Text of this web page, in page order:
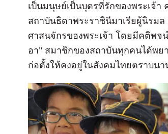
เป็นมนุษย์เป็นบุตรที่รักของพระเจ้
สถาบันธิดาพระราชินีมาเรียผู้นิรม
ศาสนจักรของพระเจ้า โดยมีคติพจ
อา" สมาชิกของสถาบันทุกคนได้พย
ก่อตั้งให้คงอยู่ในสังคมไทยตราบนา